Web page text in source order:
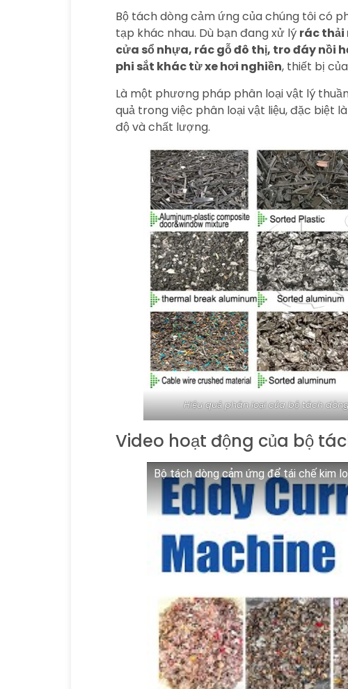
Bộ tách dòng cảm ứng của chúng tôi có
tạp khác nhau. Dù bạn đang xử lý rác thải
cửa sổ nhựa, rác gỗ đô thị, tro đáy nồi
phi sắt khác từ xe hơi nghiền, thiết bị
Là một phương pháp phân loại vật lý
quả trong việc phân loại vật liệu, đặc
độ và chất lượng.
Hiệu quả phân loại của bộ tách
Video hoạt động của bộ
Bộ tách dòng cảm ứng để tái chế kim